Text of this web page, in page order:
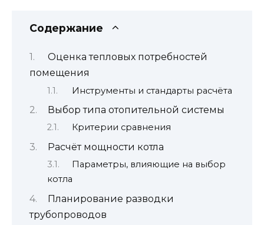
Содержание
Оценка тепловых потребностей
помещения
Инструменты и стандарты расчёта
Выбор типа отопительной системы
Критерии сравнения
Расчёт мощности котла
Параметры, влияющие на выбор
котла
Планирование разводки
трубопроводов